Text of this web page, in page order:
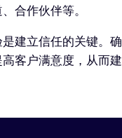
合作伙伴等。
建立信任的关键。
客户满意度，从而